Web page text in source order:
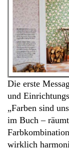
Die erste
und
„Farben sind
im Buch –
wirklich